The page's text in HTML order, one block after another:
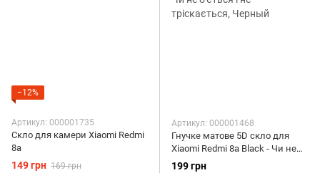
−12%
Артикул: 000001735
Скло для камери Xiaomi Redmi
8a
149 грн 169 грн
Артикул: 000001468
Гнучке матове 5D скло для
Xiaomi Redmi 8a Black - Чи не
б'ється і не тріскається
199 грн